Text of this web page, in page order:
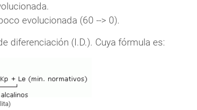
evolucionada (60 --> 0).
diferenciación (I.D.). Cuya fórmula es: